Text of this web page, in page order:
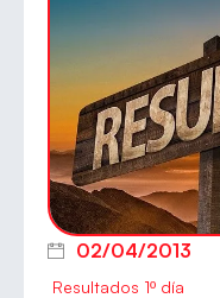
02/04/2013
Resultados 1º día